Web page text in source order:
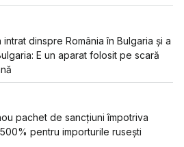
dinspre România în Bulgaria și a
E un aparat folosit pe scară
pachet de sancțiuni împotriva
pentru importurile rusești